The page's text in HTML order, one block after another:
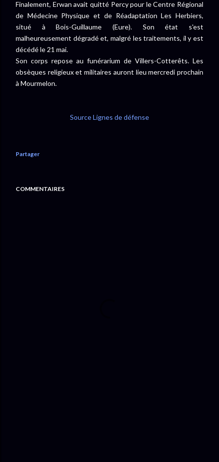
Finalement, Erwan avait quitté Percy pour le Centre Régional
de Médecine Physique et de Réadaptation Les Herbiers,
situé à Bois-Guillaume (Eure). Son état s'est
malheureusement dégradé et, malgré les traitements, il y est
décédé le 21 mai.
Son corps repose au funérarium de Villers-Cotterêts. Les
obsèques religieux et militaires auront lieu mercredi prochain
à Mourmelon.
Source Lignes de défense
Partager
COMMENTAIRES